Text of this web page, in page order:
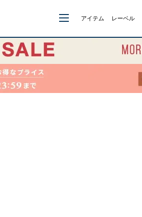
アイテム レーベル